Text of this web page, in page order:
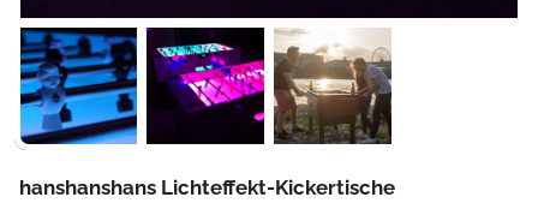
hanshanshans Lichteffekt-Kickertische